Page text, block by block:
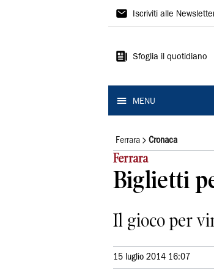
La
Ferrara
Iscriviti alle
Sfoglia il quotidiano
MENU
Ferrara Cronaca
Ferrara
Biglietti
Il gioco per
15 luglio 2014 16:07